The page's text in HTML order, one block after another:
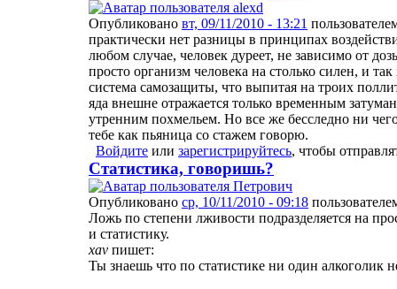
Опубликовано вт, 09/11/2010 - 13:21
практически нет разницы в принципах
любом случае, человек дуреет, не зависимо от
просто организм человека на столько силен, и
система самозащиты, что выпитая на троих
яда внешне отражается только временным
утренним похмельем. Но все же бесследно ни
тебе как пьяница со стажем говорю.
Войдите или зарегистрируйтесь, чтобы
Статистика, говоришь?
Опубликовано ср, 10/11/2010 - 09:18
Ложь по степени лживости подразделяется на
и статистику.
xav пишет:
Ты знаешь что по статистике ни один алкоголик